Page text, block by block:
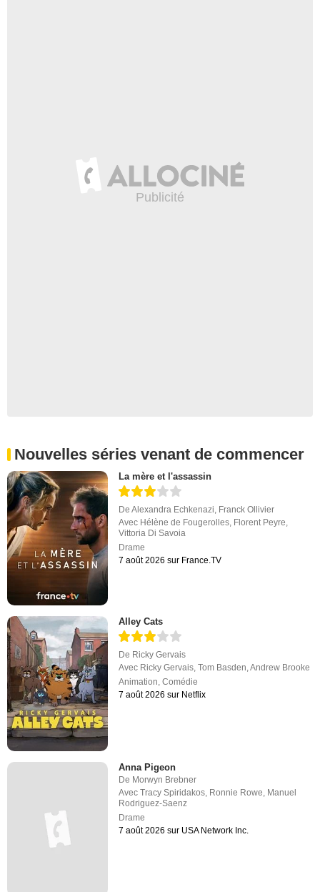
Nouvelles séries venant de commencer
La mère et l'assassin
DeAlexandra Echkenazi, Franck Ollivier
Avec Hélène de Fougerolles, Florent Peyre,
Vittoria Di Savoia
Drame
7 août 2026 sur France.TV
Alley Cats
De Ricky Gervais
Avec Ricky Gervais,Tom Basden,Andrew Brooke
Animation,Comédie
7 août 2026 sur Netflix
Anna Pigeon
De Morwyn Brebner
AvecTracy Spiridakos Ronnie Rowe Manuel
Rodriguez-Saenz
Drame
7 août 2026 sur USA Network Inc.